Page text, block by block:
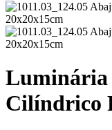
Cilíndrico